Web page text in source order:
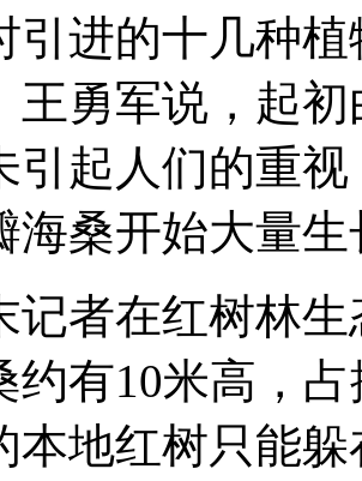
引进的十几种
王勇军说，起
引起人们的重
海桑开始大量生
记者在红树林
约有10米高，
本地红树只能